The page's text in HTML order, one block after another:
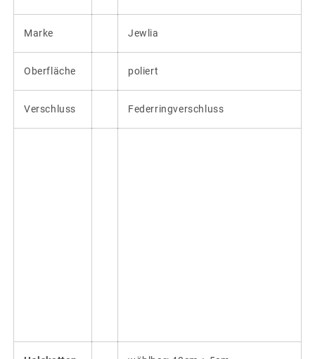
Marke Jewlia
Oberfläche poliert
Verschluss Federringverschluss